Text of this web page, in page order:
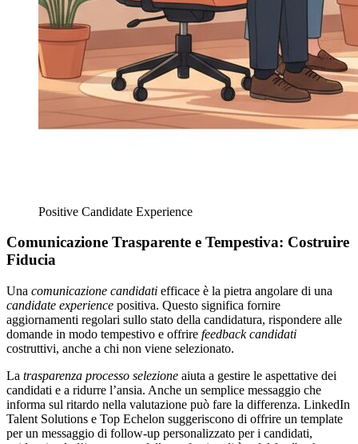
Positive Candidate Experience
Comunicazione Trasparente e Tempestiva: Costruire
Fiducia
Una comunicazione candidati efficace è la pietra angolare di una
candidate experience positiva. Questo significa fornire
aggiornamenti regolari sullo stato della candidatura, rispondere alle
domande in modo tempestivo e offrire feedback candidati
costruttivi, anche a chi non viene selezionato.
La trasparenza processo selezione aiuta a gestire le aspettative dei
candidati e a ridurre l’ansia. Anche un semplice messaggio che
informa sul ritardo nella valutazione può fare la differenza. LinkedIn
Talent Solutions e Top Echelon suggeriscono di offrire un template
per un messaggio di follow-up personalizzato per i candidati,